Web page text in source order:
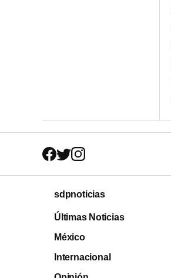
sdpnoticias
Últimas Noticias
México
Internacional